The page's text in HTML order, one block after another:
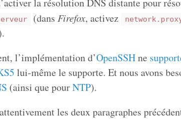
la résolution DNS distante pour
(dans Firefox, activez
l’implémentation d’OpenSSHne
lui-même le supporte. Et nous avons
(ainsi que pourNTP).
les deux paragraphes